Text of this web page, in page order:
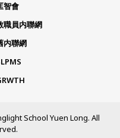
智會
職員内聯網
内聯網
School Yuen Long. All